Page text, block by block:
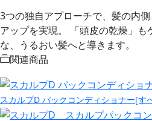
3つの独自アプローチで、髪の内
アップを実現。 「頭皮の乾燥」
な、うるおい髪へと導きます。
関連商品
スカルプD パックコンディショナー[す